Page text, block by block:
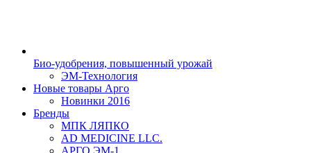
Био-удобрения, повышенный урожай
ЭМ-Технология
Новые товары Арго
Новинки 2016
Бренды
МПК ЛЯПКО
AD MEDICINE LLC.
АРГО ЭМ-1